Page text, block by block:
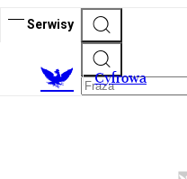
Serwisy
Cyfrowa